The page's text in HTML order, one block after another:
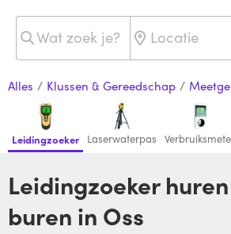
Alles / Klussen & Gereedschap /
Leidingzoeker Laserwaterpas
Leidingzoeker huren van je
buren in Oss